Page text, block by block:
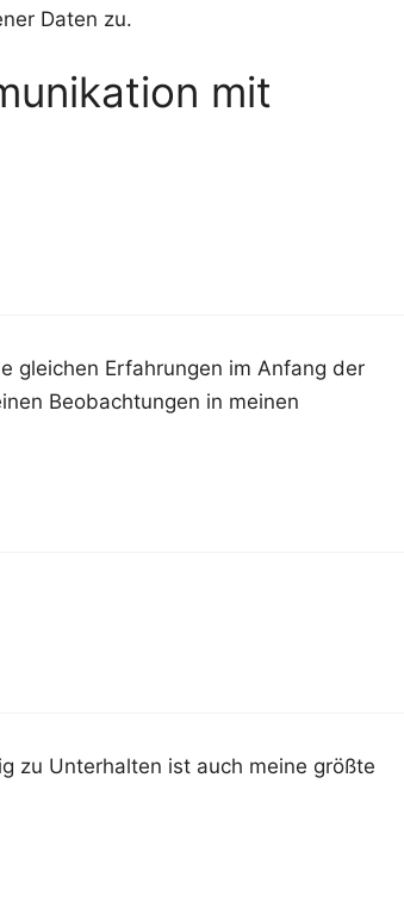
Daten zu.
mit
glei­chen Erfah­run­gen im Anfang der
Beob­ach­tun­gen in mei­nen
zu Unter­hal­ten ist auch mei­ne größ­te